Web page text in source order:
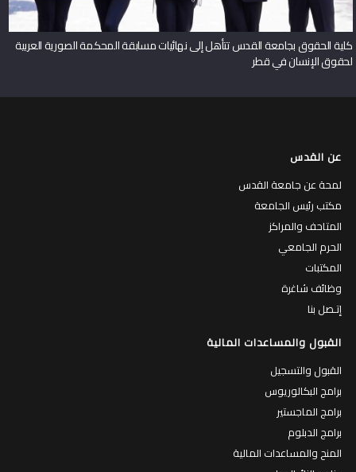
كلية الحقوق بجامعة القدس تتأهل إلى نهائيات مسابقة المحكمة الصورية العربية
لحقوق الإنسان في قطر
عن القدس
لمحة عن جامعة القدس
مكتب رئيس الجامعة
المتاحف والمراكز
الحرم الجامعي
المكتبات
وظائف شاغرة
إتـصل بنا
القبول والمساعدات المالية
القبول والتسجيل
برامج البكالوريوس
برامج الماجستير
برامج الدبلوم
المنح والمساعدات المالية